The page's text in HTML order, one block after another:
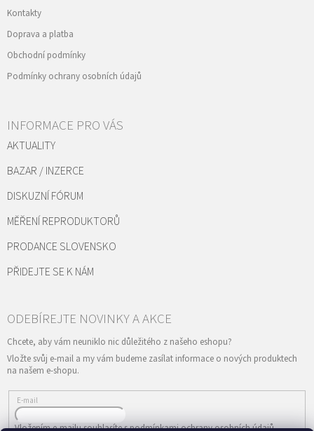
Kontakty
Doprava a platba
Obchodní podmínky
Podmínky ochrany osobních údajů
INFORMACE PRO VÁS
AKTUALITY
BAZAR / INZERCE
DISKUZNÍ FÓRUM
MĚŘENÍ REPRODUKTORŮ
PRODANCE SLOVENSKO
PŘIDEJTE SE K NÁM
Vložte svůj e-mail a my vám budeme zasílat informace o nových produktech
na našem e-shopu.
E-mail
Vložením e-mailu souhlasíte spodmínkami ochrany osobních údajů